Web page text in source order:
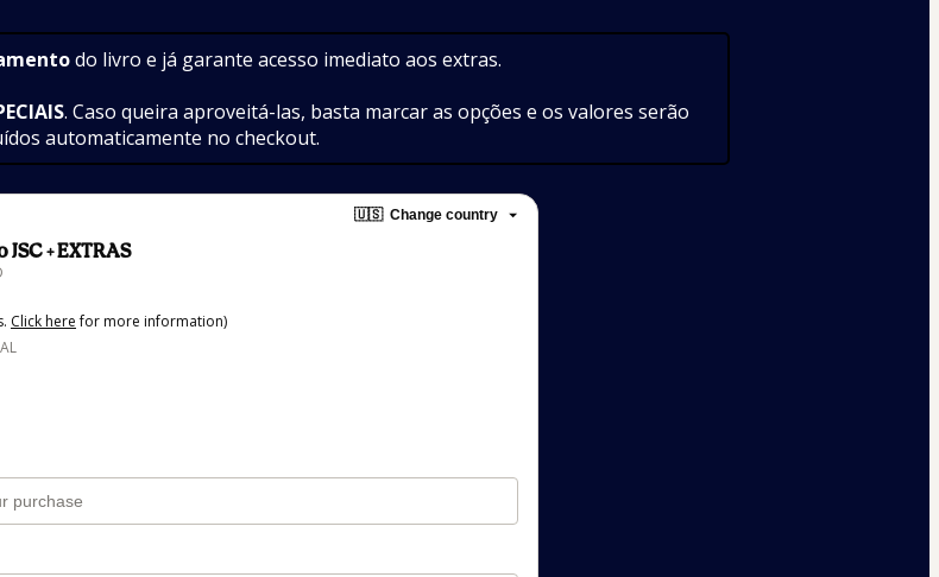
do livro e já garante acesso imediato aos extras.
. Caso queira aproveitá-las, basta marcar as opções e os valores serão
automaticamente no checkout.
🇺🇸 Change country
+ EXTRAS
Click herefor more information)